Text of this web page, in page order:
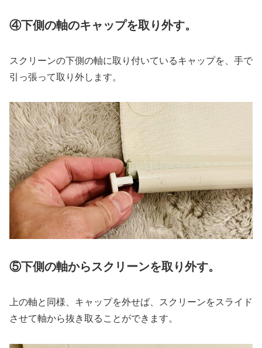
④下側の軸のキャップを取り外す。
スクリーンの下側の軸に取り付いているキャップを、手で
引っ張って取り外します。
⑤下側の軸からスクリーンを取り外す。
上の軸と同様、キャップを外せば、スクリーンをスライド
させて軸から抜き取ることができます。